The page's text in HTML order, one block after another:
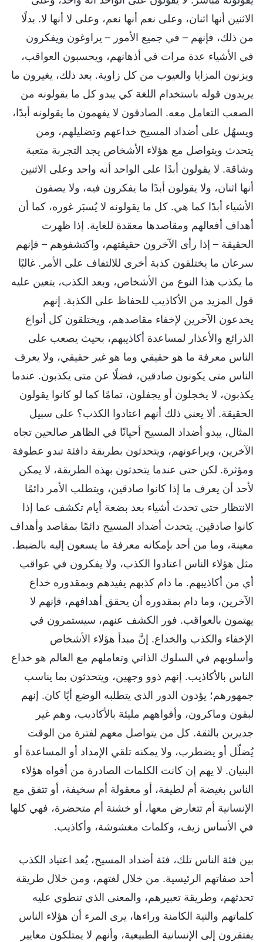
الاثنين أنها اثنان، وعلى نعم أنها نعم، وعلى لا أنها لا. بدلًا
من ذلك، فإنهم – في جميع الأمور – يراوغون ويفكرون
في الأشياء عدة مرات في أذهانهم، ويحسبون العواقب،
ويزنون المزايا والعيوب من كل زاوية. بعد ذلك، يغيرون ما
يريدون قوله باستخدام اللغة كي يبدو كل ما يقولونه من
الصعب التعامل معه. الصادقون لا يفهمون ما يقولونه أبدًا،
ويسهُل على أضداد المسيح خداعهم وتضليلهم، ومن
يتحدث ويتواصل مع هؤلاء الأشخاص يجد التجربة متعبة
وشاقة. لا يقولون أبدًا على الواحد أنه واحد وعلى الاثنين
أنها اثنان، ولا يقولون أبدًا ما يفكرون فيه، ولا يصفون
الأشياء أبدًا كما هي. كل ما يقولونه لا يُسبَر غوره، كما أن
أهداف أفعالهم ومقاصدها معقدة للغاية. إذا ظهرت
الحقيقة – إذا رأى الآخرون حقيقتهم، واكتشفوهم – فإنهم
سرعان ما يختلقون كذبة أخرى للالتفاف على الأمر. غالبًا
ما يكذب هذا النوع من الأشخاص، وبعد الكذب، يتعين عليه
قول المزيد من الأكاذيب للحفاظ على الكذبة. إنهم
يخدعون الآخرين لإخفاء مقاصدهم، ويختلقون كل أنواع
الذرائع والأعذار لمساعدة أكاذيبهم، بحيث يصعب على
الناس معرفة ما هو حقيقي وما هو غير حقيقي، ولا يعرف
الناس متى يكونون صادقين، فضلًا عن متى يكذبون. عندما
يكذبون، لا يخجلون أو يجفلون، تمامًا كما لو كانوا يقولون
الحقيقة. ألا يعني ذلك أنهم اعتادوا الكذب؟ على سبيل
المثال، يبدو أضداد المسيح أحيانًا في الظاهر صالحين تجاه
الآخرين، ويراعونهم، ويتحدثون بطريقة دافئة تبدو عطوفة
ومؤثرة. لكن حتى عندما يتحدثون بهذه الطريقة، لا يمكن
لأحد أن يعرف ما إذا كانوا صادقين، ويتطلب الأمر دائمًا
الانتظار حتى تحدث أشياء بعد بضعة أيام تكشف عما إذا
كانوا صادقين. يتحدث أضداد المسيح دائمًا بمقاصد وأهداف
معينة، وما من أحد بإمكانه معرفة ما يسعون إليه بالضبط.
مثل هؤلاء الناس اعتادوا الكذب، ولا يفكرون في عواقب
أي من أكاذيبهم. ما دام كذبهم يفيدهم وبمقدوره خداع
الآخرين، وما دام بمقدوره أن يحقق أهدافهم، فإنهم لا
يهتمون بالعواقب. فور الكشف عنهم، سيستمرون في
الإخفاء والكذب والخداع. إنَّ مبدأ هؤلاء الأشخاص
وأسلوبهم في السلوك الذاتي وتعاملهم مع العالم هو خداع
الناس بالأكاذيب. إنهم ذوو وجهين، ويتحدثون بما يناسب
جمهورهم؛ يؤدون الدور الذي يتطلبه الوضع أيًا كان. إنهم
لبقون وماكرون، وأفواههم مليئة بالأكاذيب، وهم غير
جديرين بالثقة. كل من يتواصل معهم لفترة من الوقت
يُضلّل أو يضطرب، ولا يمكنه تلقي الإمداد أو المساعدة أو
البنيان. لا يهم إن كانت الكلمات الصادرة من أفواه هؤلاء
الناس بغيضة أم لطيفة، أو معقولة أم سخيفة، أو تتفق مع
الإنسانية أم تتعارض معها، أو خشنة أم متحضرة، فهي كلها
في الأساس زيف، وكلمات مغشوشة، وأكاذيب.
بين فئة الناس تلك، فئة أضداد المسيح، يُعد اعتياد الكذب
أحد صفاتهم الرئيسية. من خلال لغتهم، ومن خلال طريقة
تحدثهم، وطريقة تعبيرهم، والمعنى الذي تنطوي عليه
كلماتهم والنية الكامنة وراءها، يرى المرء أن هؤلاء الناس
يفتقرون إلى الإنسانية الطبيعية، وأنهم لا يمتلكون معايير